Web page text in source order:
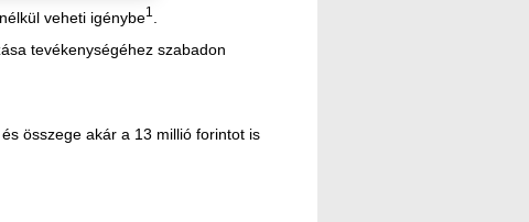
veheti igénybe1
tevékenységéhez szabadon
összege akár a 13 millió forintot is